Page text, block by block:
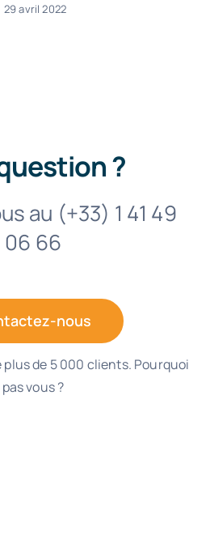
29 avril 2022
?
au (+33) 1 41 49
06 66
nous
plus de 5 000 clients. Pourquoi
pas vous ?